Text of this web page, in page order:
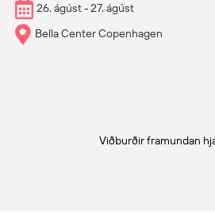
Viðburðir framundan
26. ágúst - 27. ágúst
Bella Center Copenhagen